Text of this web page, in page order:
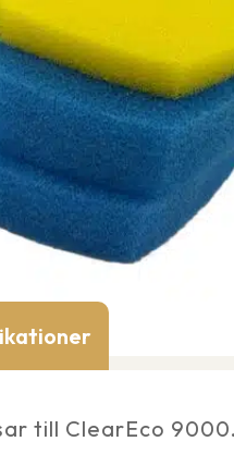
till ClearEco 9000.